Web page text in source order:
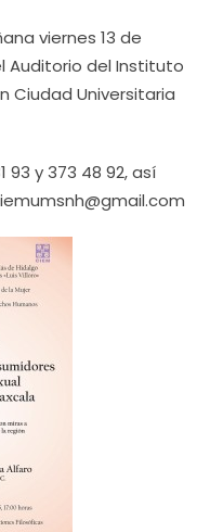
viernes 13 de
Auditorio del Instituto
Ciudad Universitaria
93 y 373 48 92, así